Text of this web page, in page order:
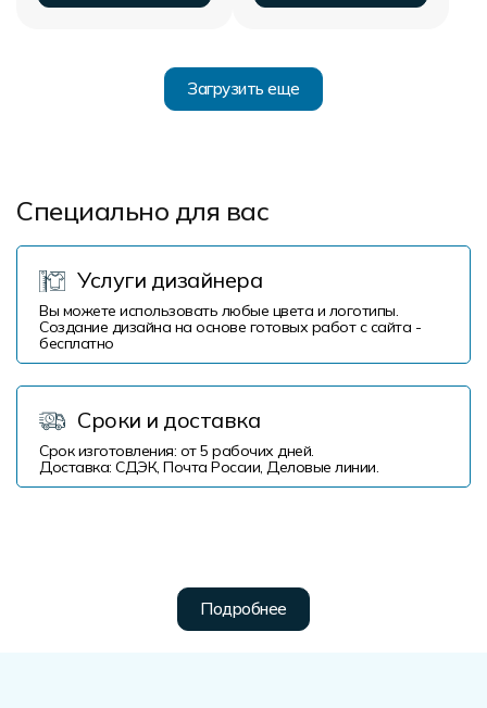
Загрузить еще
Специально для вас
Услуги дизайнера
Вы можете использовать любые цвета и логотипы.
Создание дизайна на основе готовых работ с сайта -
бесплатно
Сроки и доставка
Срок изготовления: от 5 рабочих дней.
Доставка: СДЭК, Почта России, Деловые линии.
Подробнее